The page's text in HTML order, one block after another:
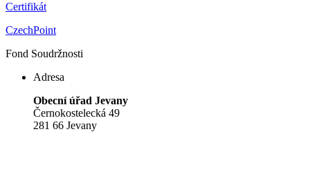
Certifikát
CzechPoint
Fond Soudržnosti
Adresa
Obecní úřad Jevany
Černokostelecká 49
281 66 Jevany